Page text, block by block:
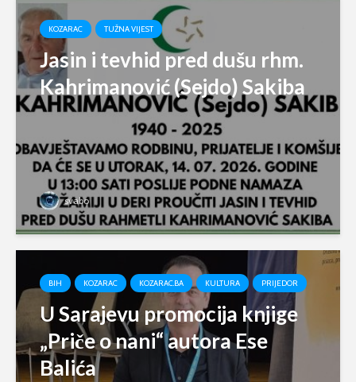
KOZARAC TUŽNA VIJEST
Jasin i tevhid pred dušu rhm.
Kahrimanović (Sejdo) Sakiba
svabo
BIH KOZARAC KOZARAC.BA KULTURA PRIJEDOR
U Sarajevu promocija knjige
„Priče o nani“ autora Ese
Balića